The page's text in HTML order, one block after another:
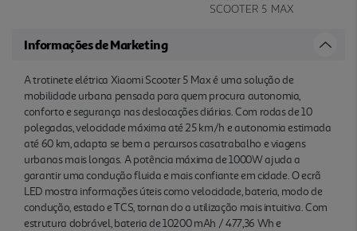
SCOOTER 5 MAX
Informações de Marketing
A trotinete elétrica Xiaomi Scooter 5 Max é uma solução de
mobilidade urbana pensada para quem procura autonomia,
conforto e segurança nas deslocações diárias. Com rodas de 10
polegadas, velocidade máxima até 25 km/h e autonomia estimada
até 60 km, adapta se bem a percursos casatrabalho e viagens
urbanas mais longas. A potência máxima de 1000W ajuda a
garantir uma condução fluida e mais confiante em cidade. O ecrã
LED mostra informações úteis como velocidade, bateria, modo de
condução, estado e TCS, tornan do a utilização mais intuitiva. Com
estrutura dobrável, bateria de 10200 mAh / 477,36 Wh e